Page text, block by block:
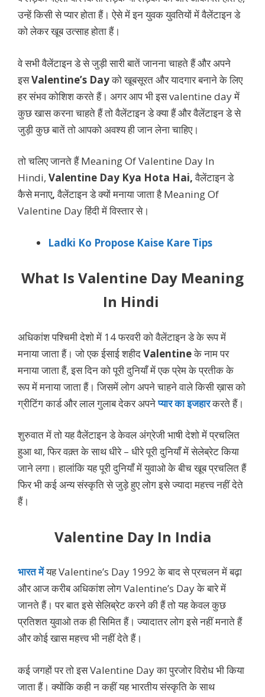
उन्हें किसी से प्यार होता हैं। ऐसे में इन युवक युवतियों में वैलेंटाइन डे
को लेकर खूब उत्साह होता हैं।
वे सभी वैलेंटाइन डे से जुड़ी सारी बातें जानना चाहते हैं और अपने
इसValentine’s Dayको खूबसूरत और यादगार बनाने के लिए
हर संभव कोशिश करते हैं। अगर आप भी इस valentine day में
कुछ खास करना चाहते हैं तो वैलेंटाइन डे क्या हैं और वैलेंटाइन डे से
जुड़ी कुछ बातें तो आपको अवश्य ही जान लेना चाहिए।
तो चलिए जानते हैं Meaning Of Valentine Day In
Hindi, Valentine Day Kya Hota Hai,वैलेंटाइन डे
कैसे मनाए,वैलेंटाइन डे क्यों मनाया जाता है Meaning Of
Valentine Day हिंदी में विस्तार से।
Ladki Ko Propose Kaise Kare Tips
What Is Valentine Day Meaning
In Hindi
अधिकांश पश्चिमी देशो में 14 फरवरी को वैलेंटाइन डे के रूप में
मनाया जाता हैं। जो एक ईसाई शहीदValentineके नाम पर
मनाया जाता हैं, इस दिन को पूरी दुनियाँ में एक प्रेम के प्रतीक के
रूप में मनाया जाता हैं। जिसमें लोग अपने चाहने वाले किसी ख़ास को
ग्रीटिंग कार्ड और लाल गुलाब देकर अपनेप्यार का इजहारकरते हैं।
शुरुवात में तो यह वैलेंटाइन डे केवल अंग्रेजी भाषी देशो में प्रचलित
हुआ था, फिर वक़्त के साथ धीरे – धीरे पूरी दुनियाँ में सेलेब्रेट किया
जाने लगा। हालांकि यह पूरी दुनियाँ में युवाओ के बीच खूब प्रचलित हैं
फिर भी कई अन्य संस्कृति से जुड़े हुए लोग इसे ज्यादा महत्त्व नहीं देते
हैं।
Valentine Day In India
भारत मेंयह Valentine’s Day 1992 के बाद से प्रचलन में बढ़ा
और आज करीब अधिकांश लोग Valentine’s Day के बारे में
जानते हैं। पर बात इसे सेलिब्रेट करने की हैं तो यह केवल कुछ
प्रतिशत युवाओ तक ही सिमित हैं। ज्यादातर लोग इसे नहीं मनाते हैं
और कोई खास महत्त्व भी नहीं देते हैं।
कई जगहों पर तो इस Valentine Day का पुरजोर विरोध भी किया
जाता हैं। क्योंकि कही न कहीं यह भारतीय संस्कृति के साथ